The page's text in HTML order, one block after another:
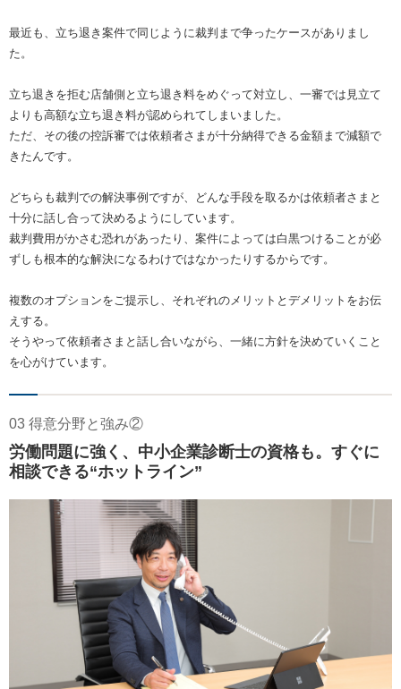
最近も、立ち退き案件で同じように裁判まで争ったケースがありまし
た。
立ち退きを拒む店舗側と立ち退き料をめぐって対立し、一審では見立て
よりも高額な立ち退き料が認められてしまいました。
ただ、その後の控訴審では依頼者さまが十分納得できる金額まで減額で
きたんです。
どちらも裁判での解決事例ですが、どんな手段を取るかは依頼者さまと
十分に話し合って決めるようにしています。
裁判費用がかさむ恐れがあったり、案件によっては白黒つけることが必
ずしも根本的な解決になるわけではなかったりするからです。
複数のオプションをご提示し、それぞれのメリットとデメリットをお伝
えする。
そうやって依頼者さまと話し合いながら、一緒に方針を決めていくこと
を心がけています。
03 得意分野と強み②
労働問題に強く、中小企業診断士の資格も。すぐに
相談できる“ホットライン”